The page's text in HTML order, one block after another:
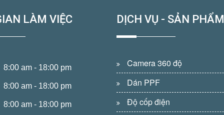
LÀM VIỆC
8:00 am - 18:00 pm
8:00 am - 18:00 pm
8:00 am - 18:00 pm
DỊCH VỤ - SẢN PHẨM
Camera 360 độ
Dán PPF
Độ cốp điện